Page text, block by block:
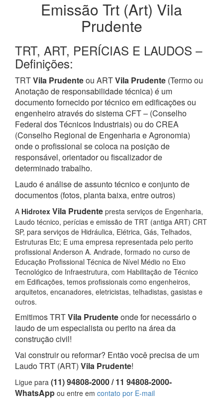
Emissão Trt (Art) Vila
Prudente
TRT, ART, PERÍCIAS E LAUDOS –
Definições:
TRTVila Prudenteou ARTVila Prudente (Termo ou
Anotação de responsabilidade técnica) é um
documento fornecido por técnico em edificações ou
engenheiro através do sistema CFT – (Conselho
Federal dos Técnicos Industriais) ou do CREA
(Conselho Regional de Engenharia e Agronomia)
onde o profissional se coloca na posição de
responsável, orientador ou fiscalizador de
determinado trabalho.
Laudo é análise de assunto técnico e conjunto de
documentos (fotos, planta baixa, entre outros)
A Hidrotex Vila Prudente presta serviços de Engenharia,
Laudo técnico, perícias e emissão de TRT (antiga ART) CRT
SP, para serviços de Hidráulica, Elétrica, Gás, Telhados,
Estruturas Etc; E uma empresa representada pelo perito
profissional Anderson A. Andrade, formado no curso de
Educação Profissional Técnica de Nível Médio no Eixo
Tecnológico de Infraestrutura, com Habilitação de Técnico
em Edificações, temos profissionais como engenheiros,
arquitetos, encanadores, eletricistas, telhadistas, gasistas e
outros.
Emitimos TRTVila Prudenteonde for necessário o
laudo de um especialista ou perito na área da
construção civil!
Vai construir ou reformar? Então você precisa de um
Laudo TRT (ART) Vila Prudente!
Ligue para (11) 94808-2000 / 11 94808-2000-
WhatsApp ou entre em contato por E-mail